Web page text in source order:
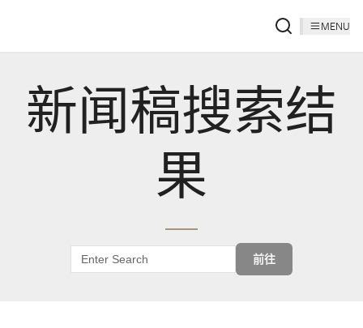
MENU
新闻稿搜索结
果
前往